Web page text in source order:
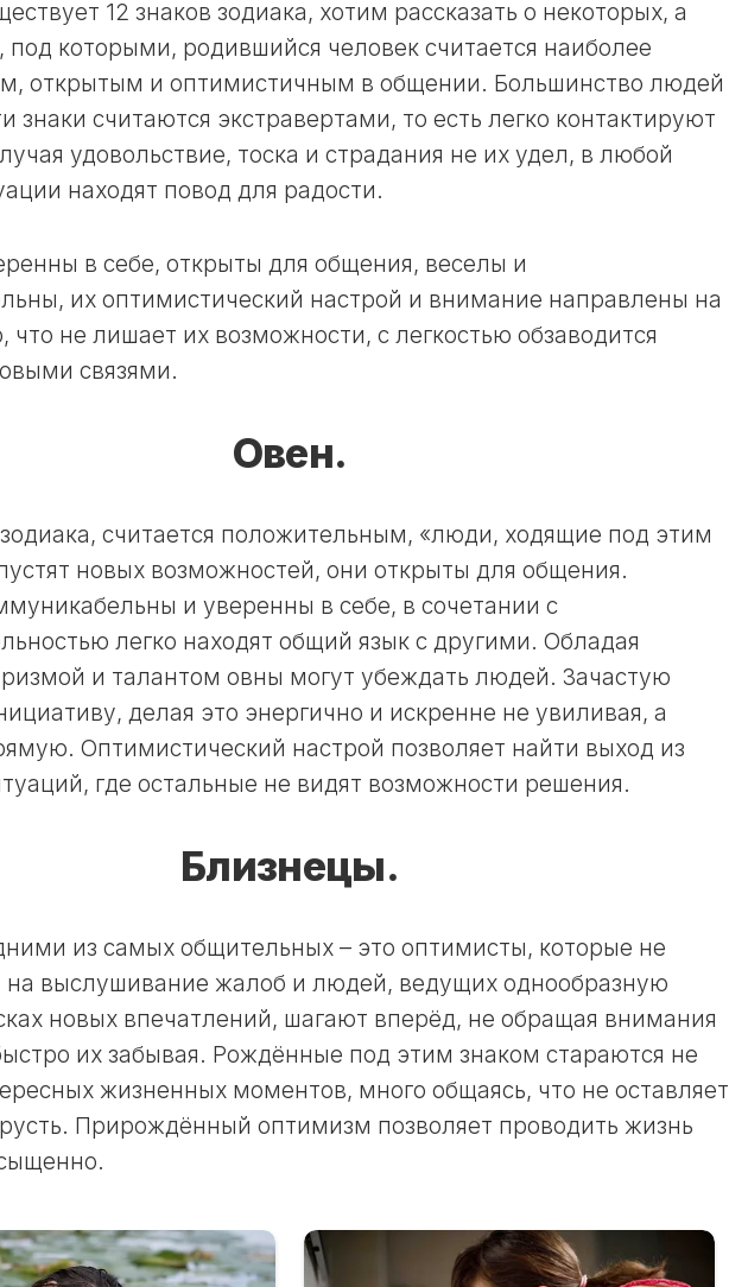
11
ДЕНЬ
12
ЛУННЫЙ
13
ЛУННЫЙ
14
ЛУННЫЙ
ЛУННЫЙ
17
ДЕНЬ
ЛУННЫЙ
ДЕНЬ
19
ДЕНЬ
20
ЛУННЫЙ
ДЕНЬ
23
ЛУННЫЙ
25
ЛУННЫЙ
ОКРАСКИ
В
НЕДЕЛЮ
ЛУННЫЙ
САДОВОДА
И
ГОД
ЛУННЫЙ
САДОВОДА
И
САДОВОДА
ОГОРОДНИКА
В
НЕДЕЛЮ
КАЛЕНДАРЬ
СТРИЖЕК
ГОД
СТРИЖЕК
ЛУННЫЙ
КАЛЕНДАРЬ
СТРИЖЕК
НЕДЕЛЮ
12 знаков зодиака, хотим рассказать о некоторых, а
под которыми, родившийся человек считается наиболее
открытым и оптимистичным в общении. Большинство людей
знаки считаются экстравертами, то есть легко контактируют
удовольствие, тоска и страдания не их удел, в любой
находят повод для радости.
в себе, открыты для общения, веселы и
их оптимистический настрой и внимание направлены на
не лишает их возможности, с легкостью обзаводится
связями.
Овен.
считается положительным, «люди, ходящие под этим
новых возможностей, они открыты для общения.
и уверенны в себе, в сочетании с
легко находят общий язык с другими. Обладая
и талантом овны могут убеждать людей. Зачастую
делая это энергично и искренне не увиливая, а
Оптимистический настрой позволяет найти выход из
где остальные не видят возможности решения.
Близнецы.
из самых общительных – это оптимисты, которые не
на выслушивание жалоб и людей, ведущих однообразную
новых впечатлений, шагают вперёд, не обращая внимания
их забывая. Рождённые под этим знаком стараются не
жизненных моментов, много общаясь, что не оставляет
Прирождённый оптимизм позволяет проводить жизнь